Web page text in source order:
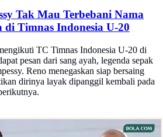
Tak Mau Terbebani Nama
di Timnas Indonesia U-20
TC Timnas Indonesia U-20 di
pesan dari sang ayah, legenda sepak
Reno menegaskan siap bersaing
dirinya layak dipanggil kembali pada